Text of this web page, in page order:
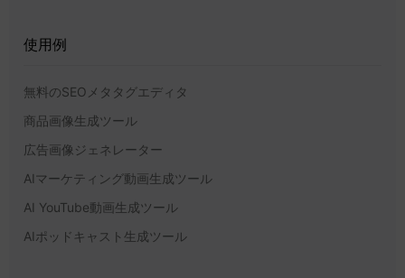
使用例
無料のSEOメタタグエディタ
商品画像生成ツール
広告画像ジェネレーター
AIマーケティング動画生成ツール
AI YouTube動画生成ツール
AIポッドキャスト生成ツール